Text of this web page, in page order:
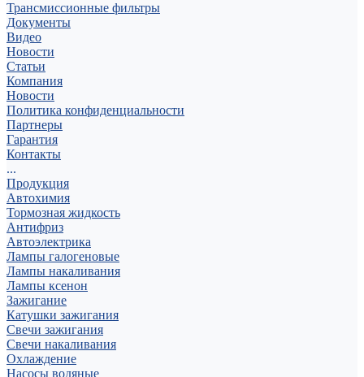
Трансмиссионные фильтры
Документы
Видео
Новости
Статьи
Компания
Новости
Политика конфиденциальности
Партнеры
Гарантия
Контакты
...
Продукция
Автохимия
Тормозная жидкость
Антифриз
Автоэлектрика
Лампы галогеновые
Лампы накаливания
Лампы ксенон
Зажигание
Катушки зажигания
Свечи зажигания
Свечи накаливания
Охлаждение
Насосы водяные